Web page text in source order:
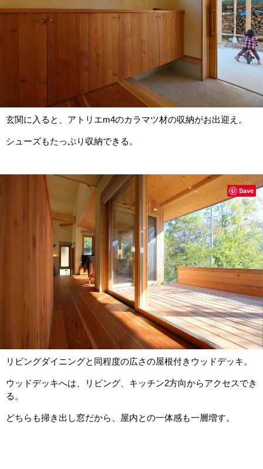
玄関に入ると、アトリエm4のカラマツ材の収納がお出迎え。
シューズもたっぷり収納できる。
リビングダイニングと同程度の広さの屋根付きウッドデッキ。
ウッドデッキへは、リビング、キッチン2方向からアクセスでき
る。
どちらも掃き出し窓だから、屋内との一体感も一層増す。
Save